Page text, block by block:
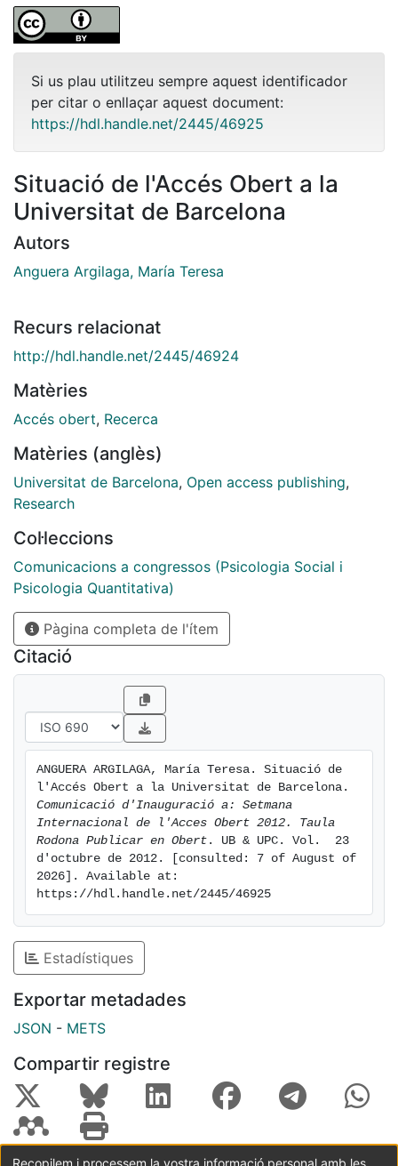
Si us plau utilitzeu sempre aquest identificador
per citar o enllaçar aquest document:
https://hdl.handle.net/2445/46925
Situació de l'Accés Obert a la
Universitat de Barcelona
Autors
Anguera Argilaga, María Teresa
Recurs relacionat
http://hdl.handle.net/2445/46924
Matèries
Accés obert, Recerca
Matèries (anglès)
Universitat de Barcelona, Open access publishing,
Research
Col·leccions
Comunicacions a congressos (Psicologia Social i
Psicologia Quantitativa)
Pàgina completa de l'ítem
Citació
ANGUERA ARGILAGA, María Teresa. Situació de
Comunicació d'Inauguració a: Setmana
Internacional de l'Acces Obert 2012. Taula
Rodona Publicar en Obert . UB & UPC. Vol.  23
d'octubre de 2012. [consulted: 7 of August of
2026]. Available at:
https://hdl.handle.net/2445/46925
Estadístiques
Exportar metadades
JSON - METS
Compartir registre
Recopilem i processem la vostra informació personal amb les